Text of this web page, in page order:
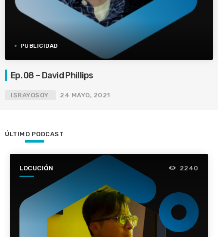
PUBLICIDAD
Ep. 08 – David Phillips
ISRAYOSOY 24 MAYO, 2021
ÚLTIMO PODCAST
LOCUCIÓN 2240